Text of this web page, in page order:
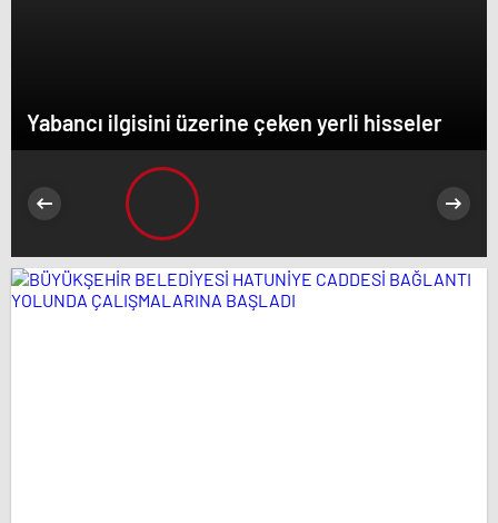
Yabancı ilgisini üzerine çeken yerli hisseler